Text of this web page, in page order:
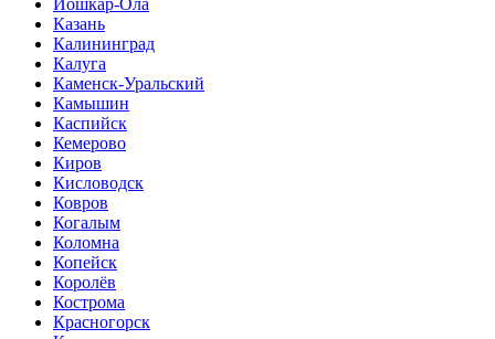
Казань
Калининград
Калуга
Каменск-Уральский
Камышин
Каспийск
Кемерово
Киров
Кисловодск
Ковров
Когалым
Коломна
Копейск
Королёв
Кострома
Красногорск